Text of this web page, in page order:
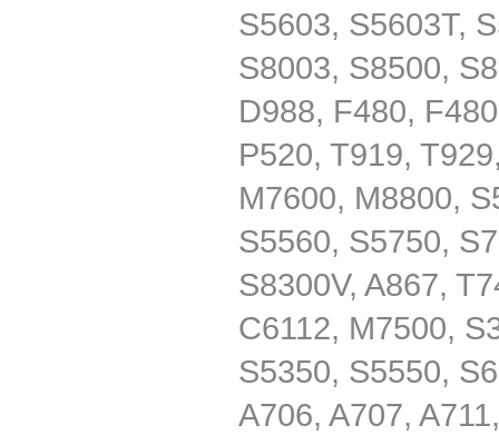
S5603, S5603T,
S8003, S8500,
D988, F480,
P520, T919,
M7600, M8800,
S5560, S5750,
S8300V, A867,
C6112, M7500,
S5350, S5550,
A706, A707,